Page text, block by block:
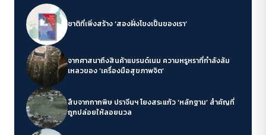
ชาติที่เพิ่งสร้าง ‘สองฝั่งโขงเป็นของเรา’
จากศาสนาถึงสินค้าแบรนด์เนม ความหรูหราที่กำลังล้ม
เหลวของ ‘เครื่องมือสุขภาพจิต’
สืบจากกากพิษ ปราจีนฯ โยงสระแก้ว ‘หลักฐาน’ สำคัญที่
ถูกปล่อยให้ลอยนวล